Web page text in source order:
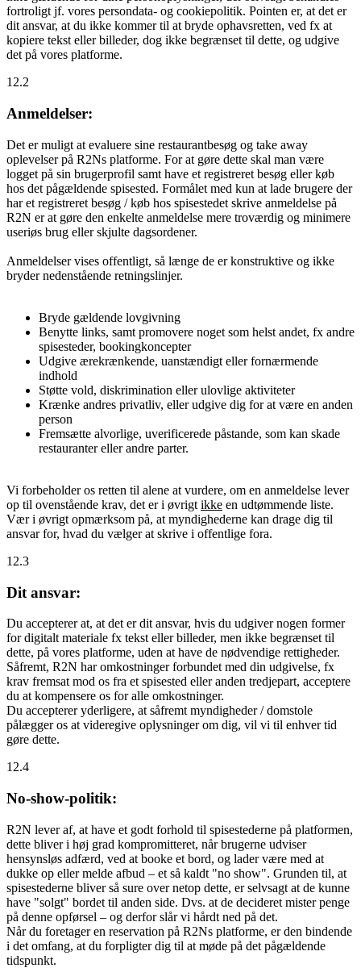
fortroligt jf. vores persondata- og cookiepolitik. Pointen er, at det er
dit ansvar, at du ikke kommer til at bryde ophavsretten, ved fx at
kopiere tekst eller billeder, dog ikke begrænset til dette, og udgive
det på vores platforme.
12.2
Anmeldelser:
Det er muligt at evaluere sine restaurantbesøg og take away
oplevelser på R2Ns platforme. For at gøre dette skal man være
logget på sin brugerprofil samt have et registreret besøg eller køb
hos det pågældende spisested. Formålet med kun at lade brugere der
har et registreret besøg / køb hos spisestedet skrive anmeldelse på
R2N er at gøre den enkelte anmeldelse mere troværdig og minimere
useriøs brug eller skjulte dagsordener.
Anmeldelser vises offentligt, så længe de er konstruktive og ikke
bryder nedenstående retningslinjer.
Bryde gældende lovgivning
Benytte links, samt promovere noget som helst andet, fx andre
spisesteder, bookingkoncepter
Udgive ærekrænkende, uanstændigt eller fornærmende
indhold
Støtte vold, diskrimination eller ulovlige aktiviteter
Krænke andres privatliv, eller udgive dig for at være en anden
person
Fremsætte alvorlige, uverificerede påstande, som kan skade
restauranter eller andre parter.
Vi forbeholder os retten til alene at vurdere, om en anmeldelse lever
op til ovenstående krav, det er i øvrigt ikke en udtømmende liste.
Vær i øvrigt opmærksom på, at myndighederne kan drage dig til
ansvar for, hvad du vælger at skrive i offentlige fora.
12.3
Dit ansvar:
Du accepterer at, at det er dit ansvar, hvis du udgiver nogen former
for digitalt materiale fx tekst eller billeder, men ikke begrænset til
dette, på vores platforme, uden at have de nødvendige rettigheder.
Såfremt, R2N har omkostninger forbundet med din udgivelse, fx
krav fremsat mod os fra et spisested eller anden tredjepart, acceptere
du at kompensere os for alle omkostninger.
Du accepterer yderligere, at såfremt myndigheder / domstole
pålægger os at videregive oplysninger om dig, vil vi til enhver tid
gøre dette.
12.4
No-show-politik:
R2N lever af, at have et godt forhold til spisestederne på platformen,
dette bliver i høj grad kompromitteret, når brugerne udviser
hensynsløs adfærd, ved at booke et bord, og lader være med at
dukke op eller melde afbud – et så kaldt "no show". Grunden til, at
spisestederne bliver så sure over netop dette, er selvsagt at de kunne
have "solgt" bordet til anden side. Dvs. at de decideret mister penge
på denne opførsel – og derfor slår vi hårdt ned på det.
Når du foretager en reservation på R2Ns platforme, er den bindende
i det omfang, at du forpligter dig til at møde på det pågældende
tidspunkt.